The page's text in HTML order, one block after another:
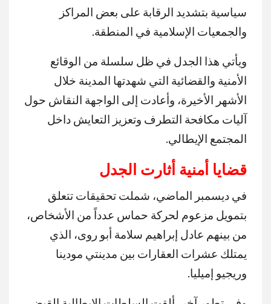
سياسية بتشديد الرقابة على بعض المراكز
والجمعيات الإسلامية في المنطقة.
ويأتي هذا الجدل في ظل سلسلة من الوقائع
الأمنية والقضائية التي شهدتها المدينة خلال
الأشهر الأخيرة، وأعادت إلى الواجهة النقاش حول
آليات مكافحة التطرف وتعزيز التعايش داخل
المجتمع الإيطالي.
قضايا أمنية أثارت الجدل
في ديسمبر الماضي، شملت تحقيقات تتعلق
بتمويل مزعوم لحركة حماس عدداً من الأشخاص،
من بينهم عادل إبراهيم سلامة أبو روى، الذي
يمتلك عشرات العقارات بين مدينتي مودينا
وريجيو إميليا.